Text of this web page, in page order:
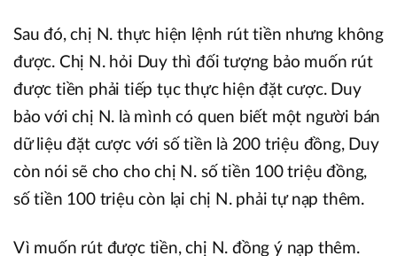
Sau đó, chị N. thực hiện lệnh rút tiền nhưng không
được. Chị N. hỏi Duy thì đối tượng bảo muốn rút
được tiền phải tiếp tục thực hiện đặt cược. Duy
bảo với chị N. là mình có quen biết một người bán
dữ liệu đặt cược với số tiền là 200 triệu đồng, Duy
còn nói sẽ cho cho chị N. số tiền 100 triệu đồng,
số tiền 100 triệu còn lại chị N. phải tự nạp thêm.
Vì muốn rút được tiền, chị N. đồng ý nạp thêm.